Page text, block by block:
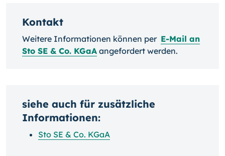
Kontakt
Weitere Informationen können per E-Mail an
Sto SE & Co. KGaA angefordert werden.
siehe auch für zusätzliche
Informationen:
Sto SE & Co. KGaA